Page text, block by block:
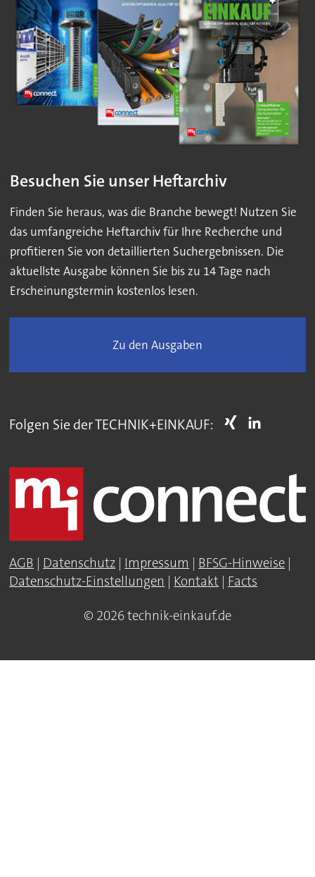
Besuchen Sie unser Heftarchiv
Finden Sie heraus, was die Branche bewegt! Nutzen Sie
das umfangreiche Heftarchiv für Ihre Recherche und
profitieren Sie von detaillierten Suchergebnissen. Die
aktuellste Ausgabe können Sie bis zu 14 Tage nach
Erscheinungstermin kostenlos lesen.
Zu den Ausgaben
Folgen Sie der TECHNIK+EINKAUF:
AGB | Datenschutz | Impressum | BFSG-Hinweise |
Datenschutz-Einstellungen | Kontakt | Facts
© 2026 technik-einkauf.de